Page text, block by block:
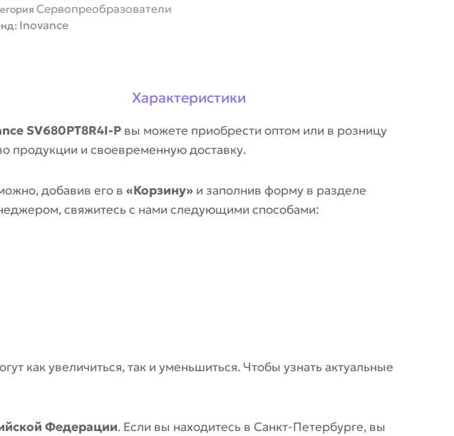
Сервопреобразователи
Inovance
Характеристики
SV680PT8R4I-P вы можете приобрести оптом или в розницу
продукции и своевременную доставку.
добавив его в «Корзину» и заполнив форму в разделе
свяжитесь с нами следующими способами:
как увеличиться, так и уменьшиться. Чтобы узнать актуальные
Федерации. Если вы находитесь в Санкт-Петербурге, вы